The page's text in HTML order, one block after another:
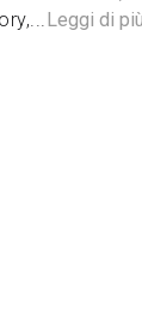
Leggi di più